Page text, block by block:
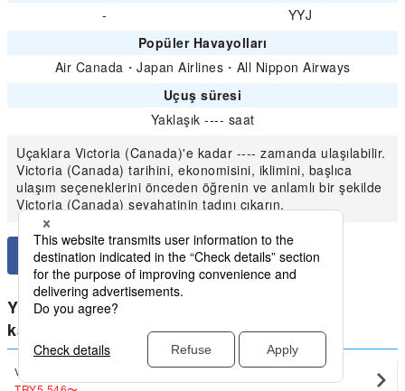
-
YYJ
Popüler Havayolları
Air Canada ・ Japan Airlines ・ All Nippon Airways
Uçuş süresi
Yaklaşık ---- saat
Uçaklara Victoria (Canada)'e kadar ---- zamanda ulaşılabilir.
Victoria (Canada) tarihini, ekonomisini, iklimini, başlıca
ulaşım seçeneklerini önceden öğrenin ve anlamlı bir şekilde
Victoria (Canada) seyahatinin tadını çıkarın.
Yurtiçi Kanada için en düşük fiyatları
karşılaştırın Victoria (Canada)
Vancouver Victoria (Canada)(YYJ)